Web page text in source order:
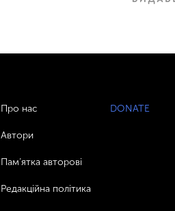
Про нас
Автори
Пам’ятка авторові
Редакційна політика
DONATE